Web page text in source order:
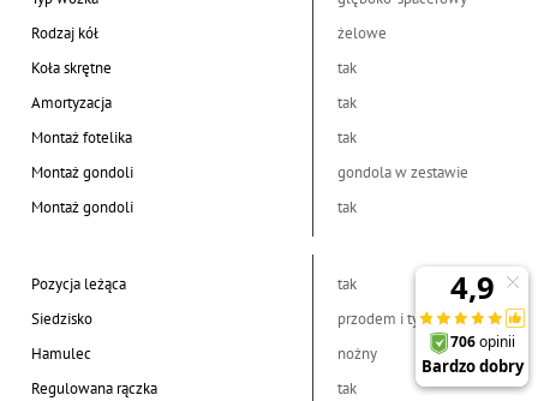
Rodzaj kół
żelowe
Koła skrętne
tak
Amortyzacja
tak
Montaż fotelika
tak
Montaż gondoli
gondola w zestawie
Montaż gondoli
tak
Pozycja leżąca
tak
Siedzisko
przodem i tyłem
Hamulec
nożny
Regulowana rączka
tak